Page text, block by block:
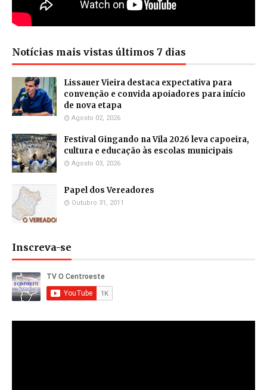
Notícias mais vistas últimos 7 dias
Lissauer Vieira destaca expectativa para
convenção e convida apoiadores para início
de nova etapa
Agosto 02, 2026
Festival Gingando na Vila 2026 leva capoeira,
cultura e educação às escolas municipais
Agosto 03, 2026
Papel dos Vereadores
Outubro 31, 2011
Inscreva-se